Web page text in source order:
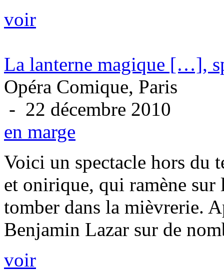
voir
La lanterne magique […],
Opéra Comique, Paris
- 22 décembre 2010
en marge
Voici un spectacle hors du
et onirique, qui ramène sur
tomber dans la mièvrerie.
Benjamin Lazar sur de
voir